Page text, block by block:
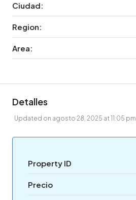
Ciudad:
Region:
Area:
Detalles
Updated on agosto 28, 2025 at 11:05 pm
Property ID
Precio